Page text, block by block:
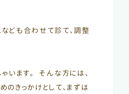
ども合わせて診て、調整
います。 そんな方には、
きっかけとして、まずは